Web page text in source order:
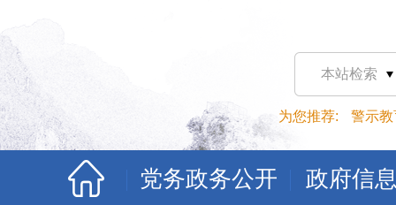
本站检索
为您推荐: 警示教
党务政务公开 政府信